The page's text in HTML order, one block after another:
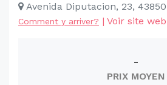
Avenida Diputacion, 23,
Comment y arriver? | Voir site web
-
PRIX MOYEN